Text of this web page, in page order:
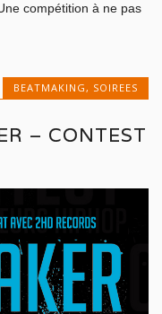
compétition à ne pas
BEATMAKING, SOIREES
– CONTEST